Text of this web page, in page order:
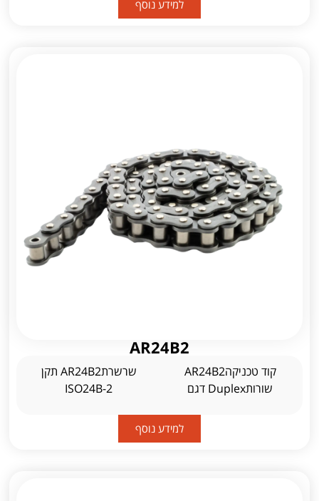
למידע נוסף
AR24B2
קוד טכניקהAR24B2
שורותDuplex דגם
שרשרתAR24B2 תקן
ISO24B-2
למידע נוסף